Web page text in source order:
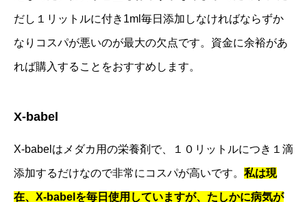
だし１リットルに付き1ml毎日添加しなければならずか
なりコスパが悪いのが最大の欠点です。資金に余裕があ
れば購入することをおすすめします。
X-babel
X-babelはメダカ用の栄養剤で、１０リットルにつき１滴
添加するだけなので非常にコスパが高いです。 私は現
在、X-babelを毎日使用していますが、たしかに病気が